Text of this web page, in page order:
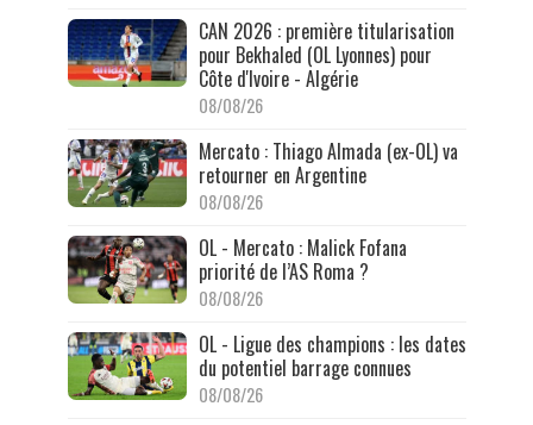
CAN 2026 : première titularisation
pour Bekhaled (OL Lyonnes) pour
Côte d'Ivoire - Algérie
08/08/26
Mercato : Thiago Almada (ex-OL) va
retourner en Argentine
08/08/26
OL - Mercato : Malick Fofana
priorité de l’AS Roma ?
08/08/26
OL - Ligue des champions : les dates
du potentiel barrage connues
08/08/26